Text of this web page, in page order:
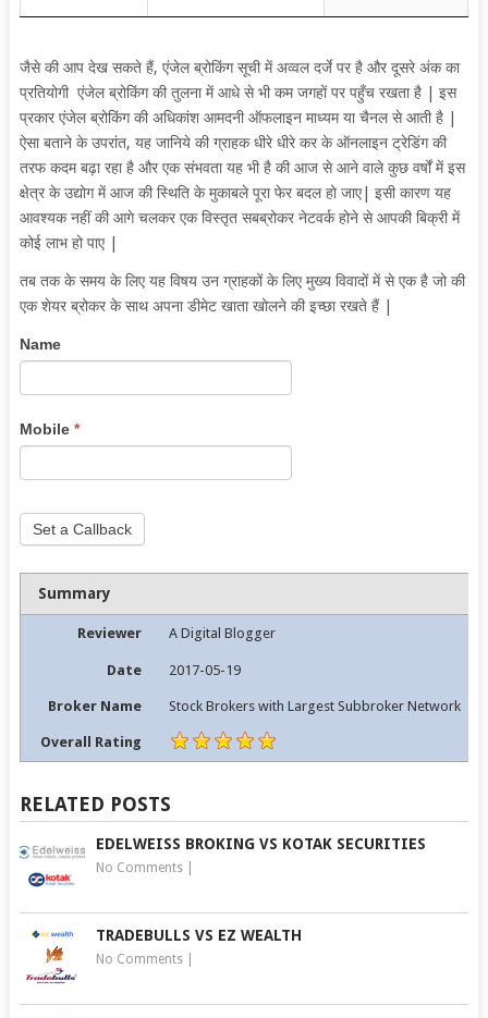
जैसे की आप देख सकते हैं, एंजेल ब्रोकिंग सूची में अव्वल दर्जे पर है और दूसरे अंक का
प्रतियोगी एंजेल ब्रोकिंग की तुलना में आधे से भी कम जगहों पर पहुँचरखता है | इस
प्रकार एंजेल ब्रोकिंग की अधिकांश आमदनी ऑफलाइन माध्यम या चैनल से आती है |
ऐसा बताने के उपरांत, यह जानिये की ग्राहक धीरे धीरे कर के ऑनलाइन ट्रेडिंग की
तरफ कदम बढ़ा रहा है और एक संभवता यह भी है की आज से आने वाले कुछ वर्षों में इस
क्षेत्र के उद्योग में आज की स्थिति के मुकाबले पूरा फेर बदल हो जाए| इसी कारण यह
आवश्यक नहीं की आगे चलकर एक विस्तृत सबब्रोकर नेटवर्क होने से आपकी बिक्री में
कोई लाभ हो पाए |
तब तक के समय के लिए यह विषय उन ग्राहकों के लिए मुख्य विवादों में से एक है जो की
एक शेयर ब्रोकर के साथ अपना डीमेट खाता खोलने की इच्छा रखते हैं |
Sub
Broker
Business
If
you
are
leave
blank.
Name
Mobile *
Set a Callback
Summary
Reviewer A Digital Blogger
Date 2017-05-19
Broker Name Stock Brokers with Largest Subbroker Network
Overall Rating
RELATED POSTS
EDELWEISS BROKING VS KOTAK SECURITIES
No Comments|
TRADEBULLS VS EZ WEALTH
No Comments|